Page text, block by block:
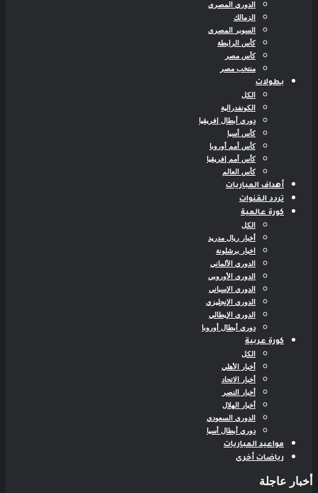
الدوري المصري
الزمالك
السوبر المصري
كأس الرابطة
كأس مصر
منتخب مصر
بطولات
الكل
الكونفدرالية
دوري أبطال إفريقيا
كأس أسيا
كأس أمم أوروبا
كأس أمم إفريقيا
كأس العالم
أهداف المباريات
تردد القنوات
كورة عالمية
الكل
أخبار ريال مدريد
اخبار برشلونة
الدوري الألماني
الدوري الأوروبي
الدوري الإسباني
الدوري الإنجليزي
الدوري الإيطالي
دوري أبطال أوروبا
كورة عربية
الكل
أخبار الأهلي
أخبار الاتحاد
أخبار النصر
أخبار الهلال
الدوري السعودي
دوري أبطال أسيا
مواعيد المباريات
رياضات أخرى
أخبار عاجلة